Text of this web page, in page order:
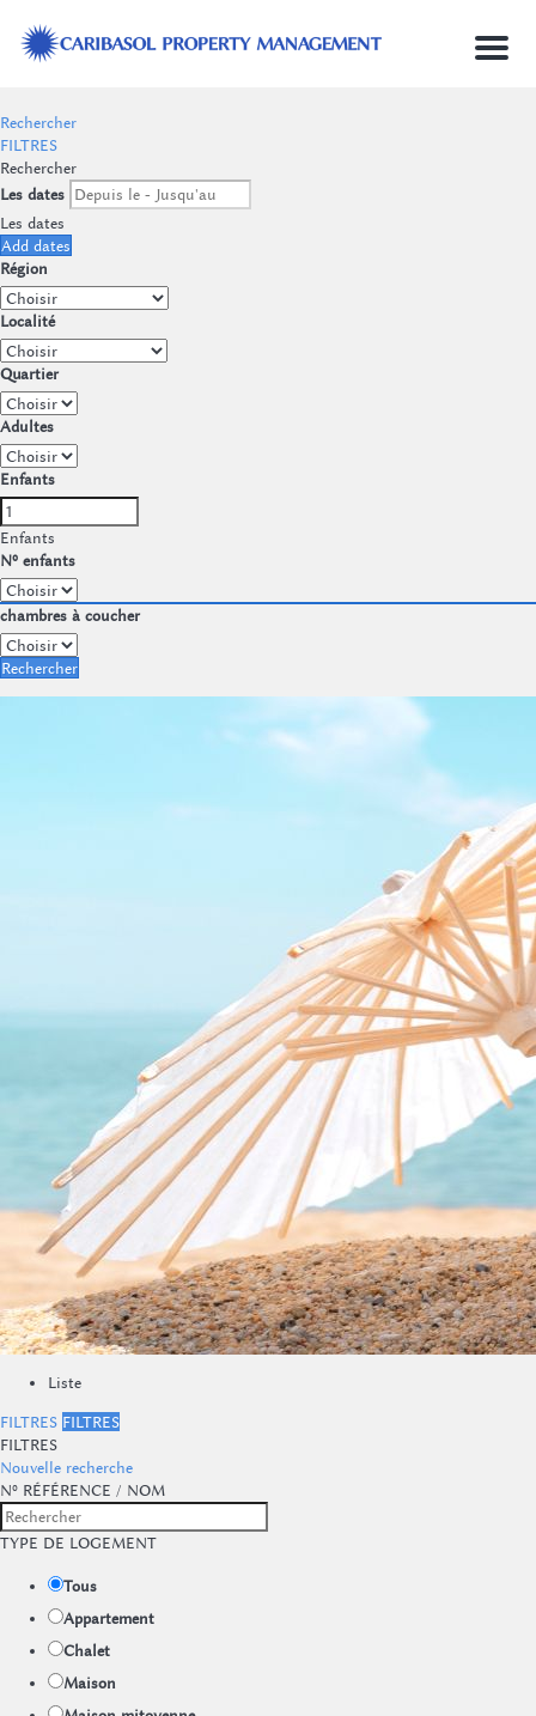
Menu
Rechercher
FILTRES
Rechercher
Les dates
Les dates
Add dates
Région
Localité
Quartier
Adultes
Enfants
Enfants
Nº enfants
chambres à coucher
Rechercher
Liste
FILTRES FILTRES
FILTRES
Nouvelle recherche
Nº RÉFÉRENCE / NOM
TYPE DE LOGEMENT
Tous
Appartement
Chalet
Maison